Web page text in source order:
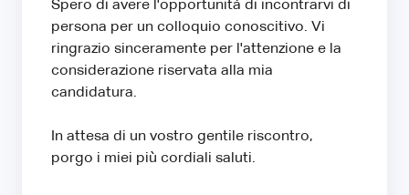
Spero di avere l'opportunità di incontrarvi di
persona per un colloquio conoscitivo. Vi
ringrazio sinceramente per l'attenzione e la
considerazione riservata alla mia
candidatura.
In attesa di un vostro gentile riscontro,
porgo i miei più cordiali saluti.